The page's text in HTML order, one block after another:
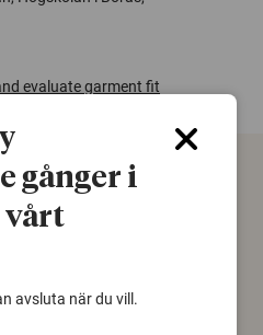
evaluate garment fit
gånger i
vårt
avsluta när du vill.